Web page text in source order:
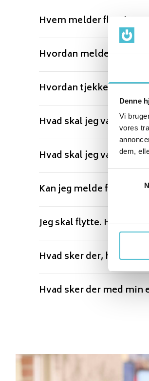
Denne
Vi
vores
dem,
Hvem melder flytning?
Hvordan melder jeg
Hvordan tjekker jeg,
Hvad skal jeg være
Hvad skal jeg være
Kan jeg melde flytning
Jeg skal flytte. Hvordan
Hvad sker der, hvis jeg
Hvad sker der med